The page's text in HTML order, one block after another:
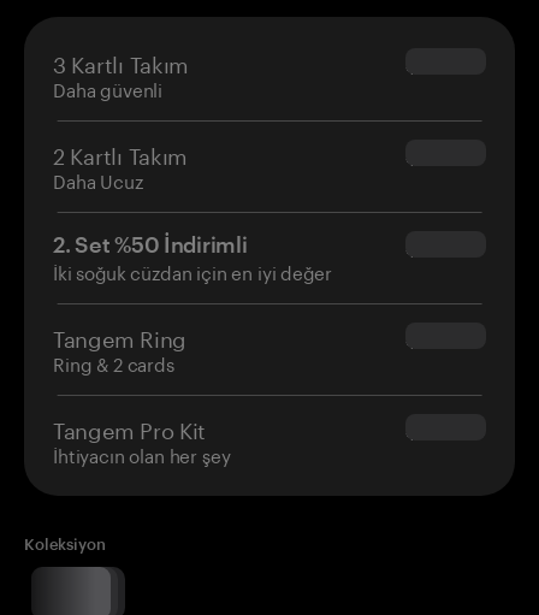
3 Kartlı Takım
Daha güvenli
$69.90
2 Kartlı Takım
Daha Ucuz
$54.90
2. Set %50 İndirimli
İki soğuk cüzdan için en iyi değer
$34.95
Tangem Ring
Ring & 2 cards
$160.00
Tangem Pro Kit
İhtiyacın olan her şey
$180.00
Koleksiyon